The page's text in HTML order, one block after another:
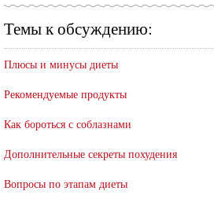
Темы к обсуждению:
Плюсы и минусы диеты
Рекомендуемые продукты
Как бороться с соблазнами
Дополнительные секреты похудения
Вопросы по этапам диеты